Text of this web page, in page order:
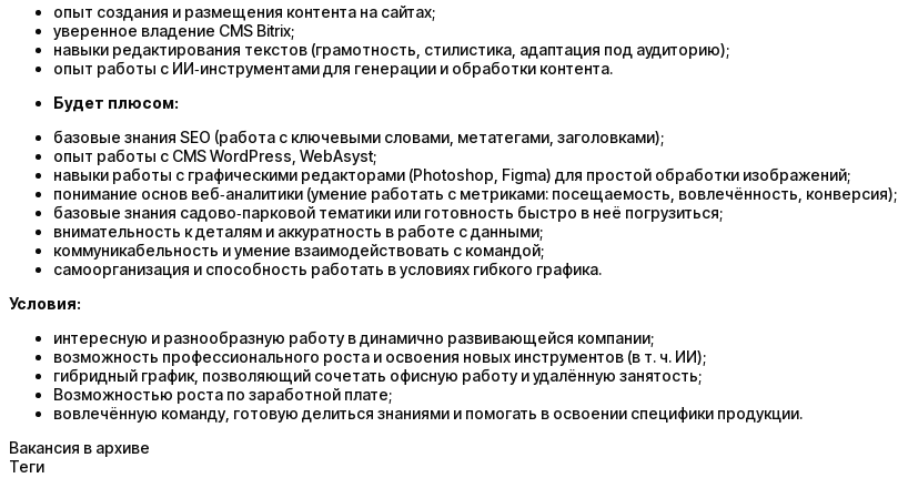
опыт создания и размещения контента на сайтах;
уверенное владение CMS Bitrix;
навыки редактирования текстов (грамотность, стилистика, адаптация под аудиторию);
опыт работы с ИИ‑инструментами для генерации и обработки контента.
Будет плюсом:
базовые знания SEO (работа с ключевыми словами, метатегами, заголовками);
опыт работы с CMS WordPress, WebAsyst;
навыки работы с графическими редакторами (Photoshop, Figma) для простой обработки изображений;
понимание основ веб‑аналитики (умение работать с метриками: посещаемость, вовлечённость, конверсия);
базовые знания садово‑парковой тематики или готовность быстро в неё погрузиться;
внимательность к деталям и аккуратность в работе с данными;
коммуникабельность и умение взаимодействовать с командой;
самоорганизация и способность работать в условиях гибкого графика.
Условия:
интересную и разнообразную работу в динамично развивающейся компании;
возможность профессионального роста и освоения новых инструментов (в т. ч. ИИ);
гибридный график, позволяющий сочетать офисную работу и удалённую занятость;
Возможностью роста по заработной плате;
вовлечённую команду, готовую делиться знаниями и помогать в освоении специфики продукции.
Вакансия в архиве
Теги